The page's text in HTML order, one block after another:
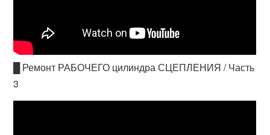
█ Ремонт РАБОЧЕГО цилиндра СЦЕПЛЕНИЯ / Часть
3